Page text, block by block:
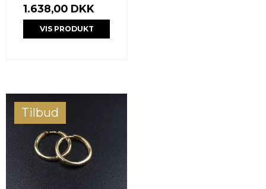
1.638,00 DKK
VIS PRODUKT
Tilbud